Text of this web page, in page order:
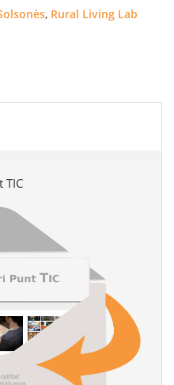
, Rural Living Lab
TIC